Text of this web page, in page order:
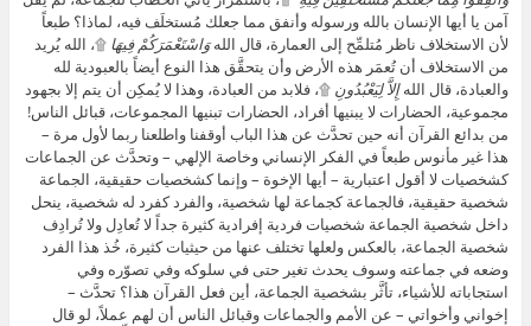
آمن يا أيها الإنسان بالله ورسوله وأنفق مما جعلك مُستخلَف فيه، لماذا؟ طبعاً
لأن الاستخلاف ناظر مُتلمِّح إلى العمارة، قال اللهوَاسْتَعْمَرَكُمْ فِيهَا ۩، الله يُريد
من الاستخلاف أن تُعمَر هذه الأرض وأن يتحقَّق هذا النوع أيضاً بالعبودية لله
والعبادة، قال اللهإِلاَّ لِيَعْبُدُونِ ۩، فلابد من العبادة، وهذا لا يُمكِن أن يتم إلا بجهود
مجموعية، الحضارات لا يبنيها أفراد، الحضارات تبنيها المجموعات، قبائل الناس!
من بدائع القرآن أنه حين تحدَّث عن هذا الباب أوقفنا واطلعنا ربما لأول مرة –
هذا غير مأنوس طبعاً في الفكر الإنساني وخاصة الإلهي – وتحدَّث عن الجماعات
كشخصيات لا أقول اعتبارية – أيها الإخوة – وإنما كشخصيات حقيقية، الجماعة
شخصية حقيقية، فالجماعة كجماعة لها شخصية، والفرد كفرد له شخصية، ينحل
داخل شخصية الجماعة شخصيات فردية إفرادية كثيرة جداً لا تُعادِل ولا تُرادِف
شخصية الجماعة، بالعكس ولعلها تختلف عنها من حيثيات كثيرة، خُذ هذا الفرد
وضعه في جماعته وسوف يحدث تغير حتى في سلوكه وفي تصوّره وفي
استجاباته للأشياء، تأثَّر بشخصية الجماعة، أين فعل القرآن هذا؟ تحدَّث –
إخواني وأخواتي – عن الأمم والجماعات وقبائل الناس أن لهم عملاً، لو قال